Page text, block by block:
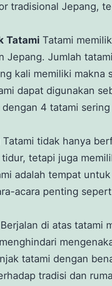
tradisional Jepang,
Tatami Tatami
Jepang. Jumlah
kali memiliki makna
dapat digunakan
4 tatami sering
Tatami tidak hanya
tetapi juga
adalah tempat
acara penting
Berjalan di atas tatami
tatami dengan
tradisi dan